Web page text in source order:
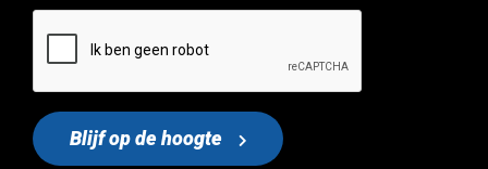
Blijf op de hoogte